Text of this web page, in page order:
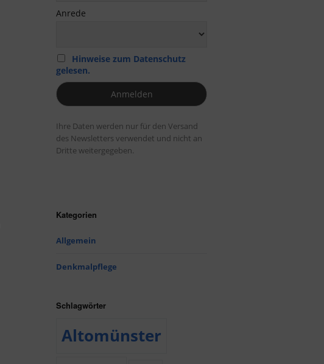
Anrede
Hinweise zum Datenschutz
gelesen.
Ihre Daten werden nur für den Versand
des Newsletters verwendet und nicht an
Dritte weitergegeben.
Kategorien
Allgemein
Denkmalpflege
Schlagwörter
Altomünster